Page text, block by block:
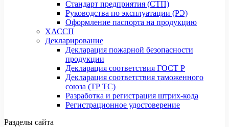
Стандарт предприятия (СТП)
Руководства по эксплуатации (РЭ)
Оформление паспорта на продукцию
ХАССП
Декларирование
Декларация пожарной безопасности
продукции
Декларация соответствия ГОСТ Р
Декларация соответствия таможенного
союза (ТР ТС)
Разработка и регистрация штрих-кода
Регистрационное удостоверение
Разделы сайта